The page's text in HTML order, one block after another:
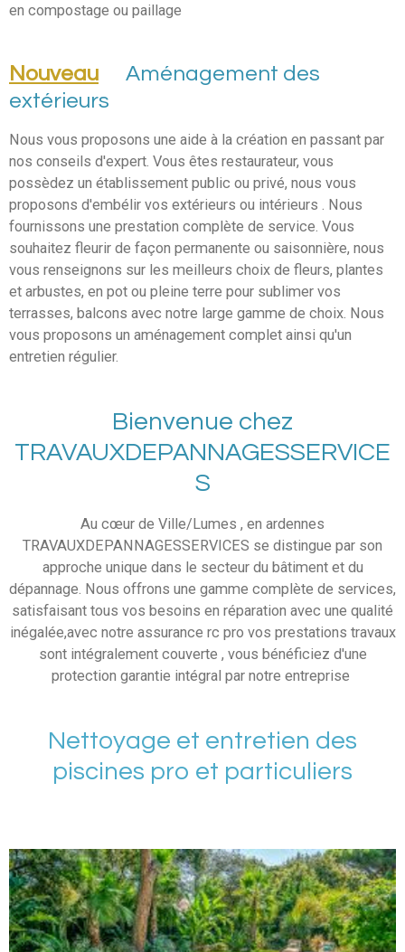
en compostage ou paillage
Nouveau
Aménagement des
extérieurs
Nous vous proposons une aide à la création en passant par
nos conseils d'expert. Vous êtes restaurateur, vous
possèdez un établissement public ou privé, nous vous
proposons d'embélir vos extérieurs ou intérieurs . Nous
fournissons une prestation complète de service. Vous
souhaitez fleurir de façon permanente ou saisonnière, nous
vous renseignons sur les meilleurs choix de fleurs, plantes
et arbustes, en pot ou pleine terre pour sublimer vos
terrasses, balcons avec notre large gamme de choix. Nous
vous proposons un aménagement complet ainsi qu'un
entretien régulier.
Bienvenue chez
TRAVAUXDEPANNAGESSERVICE
S
Au cœur de Ville/Lumes , en ardennes
TRAVAUXDEPANNAGESSERVICES se distingue par son
approche unique dans le secteur du bâtiment et du
dépannage. Nous offrons une gamme complète de services,
satisfaisant tous vos besoins en réparation avec une qualité
inégalée,avec notre assurance rc pro vos prestations travaux
sont intégralement couverte , vous bénéficiez d'une
protection garantie intégral par notre entreprise
Nettoyage et entretien des
piscines pro et particuliers